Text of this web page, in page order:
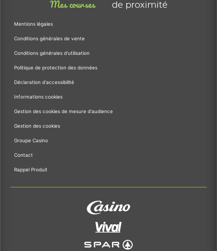
Mes courses de proximité
Mentions légales
Conditions générales de vente
Conditions générales d'utilisation
Politique de protection des données
Déclaration d'accessibilité
Informations cookies
Gestion des cookies de mesure d'audience
Gestion des cookies
Groupe Casino
Contact
Rappel Produit